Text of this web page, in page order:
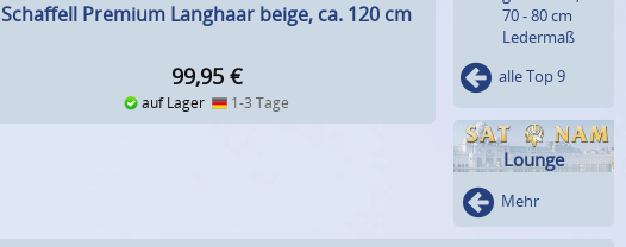
Schaffell Premium Langhaar beige, ca. 120 cm
99,95 €
auf Lager 1-3 Tage
70 - 80 cm
Ledermaß
alle Top 9
Lounge
Mehr